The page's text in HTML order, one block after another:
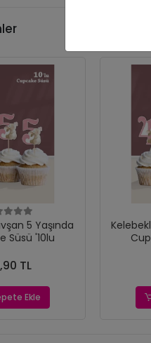
5 Yaşında
Süsü '10lu
TL
Ekle